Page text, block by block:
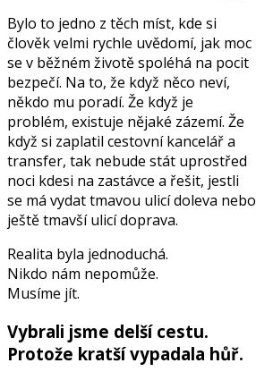
Bylo to jedno z těch míst, kde si
člověk velmi rychle uvědomí, jak moc
se v běžném životě spoléhá na pocit
bezpečí. Na to, že když něco neví,
někdo mu poradí. Že když je
problém, existuje nějaké zázemí. Že
když si zaplatil cestovní kancelář a
transfer, tak nebude stát uprostřed
noci kdesi na zastávce a řešit, jestli
se má vydat tmavou ulicí doleva nebo
ještě tmavší ulicí doprava.
Realita byla jednoduchá.
Nikdo nám nepomůže.
Musíme jít.
Vybrali jsme delší cestu.
Protože kratší vypadala hůř.